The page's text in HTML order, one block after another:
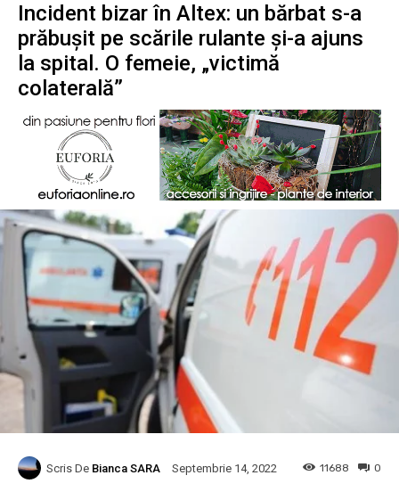
Incident bizar în Altex: un bărbat s-a
prăbușit pe scările rulante și-a ajuns
la spital. O femeie, „victimă
colaterală”
Scris De Bianca SARA Septembrie 14, 2022 0
11688